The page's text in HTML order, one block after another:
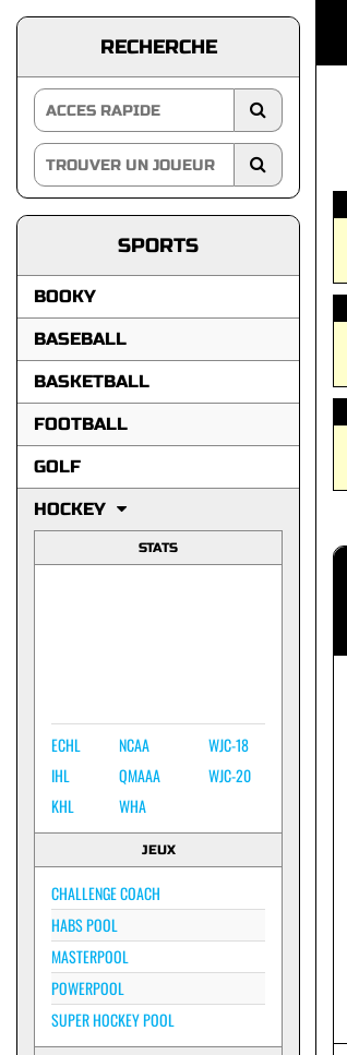
RECHERCHE
SPORTS
BOOKY
BASEBALL
BASKETBALL
FOOTBALL
GOLF
HOCKEY
STATS
ECHL
IHL
KHL
NCAA
QMAAA
WHA
WJC-18
WJC-20
JEUX
CHALLENGE COACH
HABS POOL
MASTERPOOL
POWERPOOL
SUPER HOCKEY POOL